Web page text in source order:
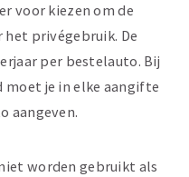
voor kiezen om de
privégebruik. De
per bestelauto. Bij
moet je in elke aangifte
aangeven.
worden gebruikt als